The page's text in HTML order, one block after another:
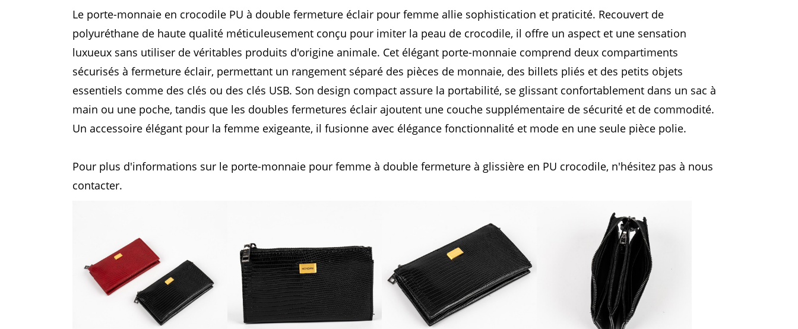
Le porte-monnaie en crocodile PU à double fermeture éclair pour femme allie sophistication et praticité. Recouvert de
polyuréthane de haute qualité méticuleusement conçu pour imiter la peau de crocodile, il offre un aspect et une sensation
luxueux sans utiliser de véritables produits d'origine animale. Cet élégant porte-monnaie comprend deux compartiments
sécurisés à fermeture éclair, permettant un rangement séparé des pièces de monnaie, des billets pliés et des petits objets
essentiels comme des clés ou des clés USB. Son design compact assure la portabilité, se glissant confortablement dans un sac à
main ou une poche, tandis que les doubles fermetures éclair ajoutent une couche supplémentaire de sécurité et de commodité.
Un accessoire élégant pour la femme exigeante, il fusionne avec élégance fonctionnalité et mode en une seule pièce polie.
Pour plus d'informations sur le porte-monnaie pour femme à double fermeture à glissière en PU crocodile, n'hésitez pas à nous
contacter.